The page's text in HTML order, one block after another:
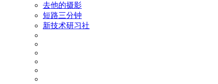
去他的摄影
短路三分钟
新技术研习社